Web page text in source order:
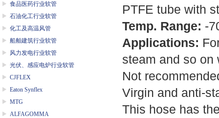
食品医药行业软管
石油化工行业软管
化工及高温风管
船舶建筑行业软管
风力发电行业软管
光伏、感应电炉行业软管
CJFLEX
Eaton Synflex
MTG
ALFAGOMMA
PTFE tube with
Temp. Range: -
Applications:
steam and so on
Not
Virgin and anti-
This hose has